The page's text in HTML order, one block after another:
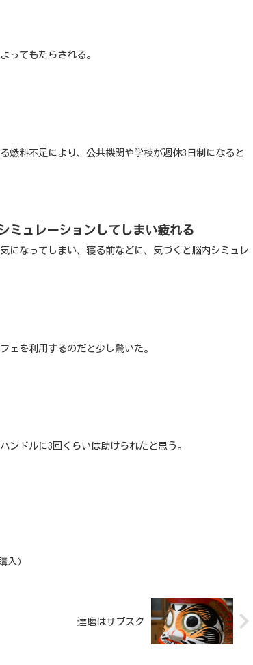
ってもたらされる。
燃料不足により、公共機関や学校が週休3日制になると
ミュレーションしてしまい疲れる
になってしまい、寝る前などに、気づくと脳内シミュレ
ェを利用するのだと少し驚いた。
ンドルに3回くらいは助けられたと思う。
入）
達磨はサブスク